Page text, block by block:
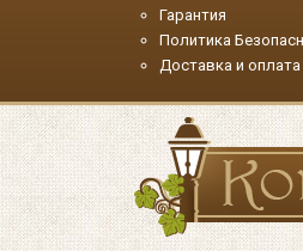
Гарантия
Политика
Доставка и оплата